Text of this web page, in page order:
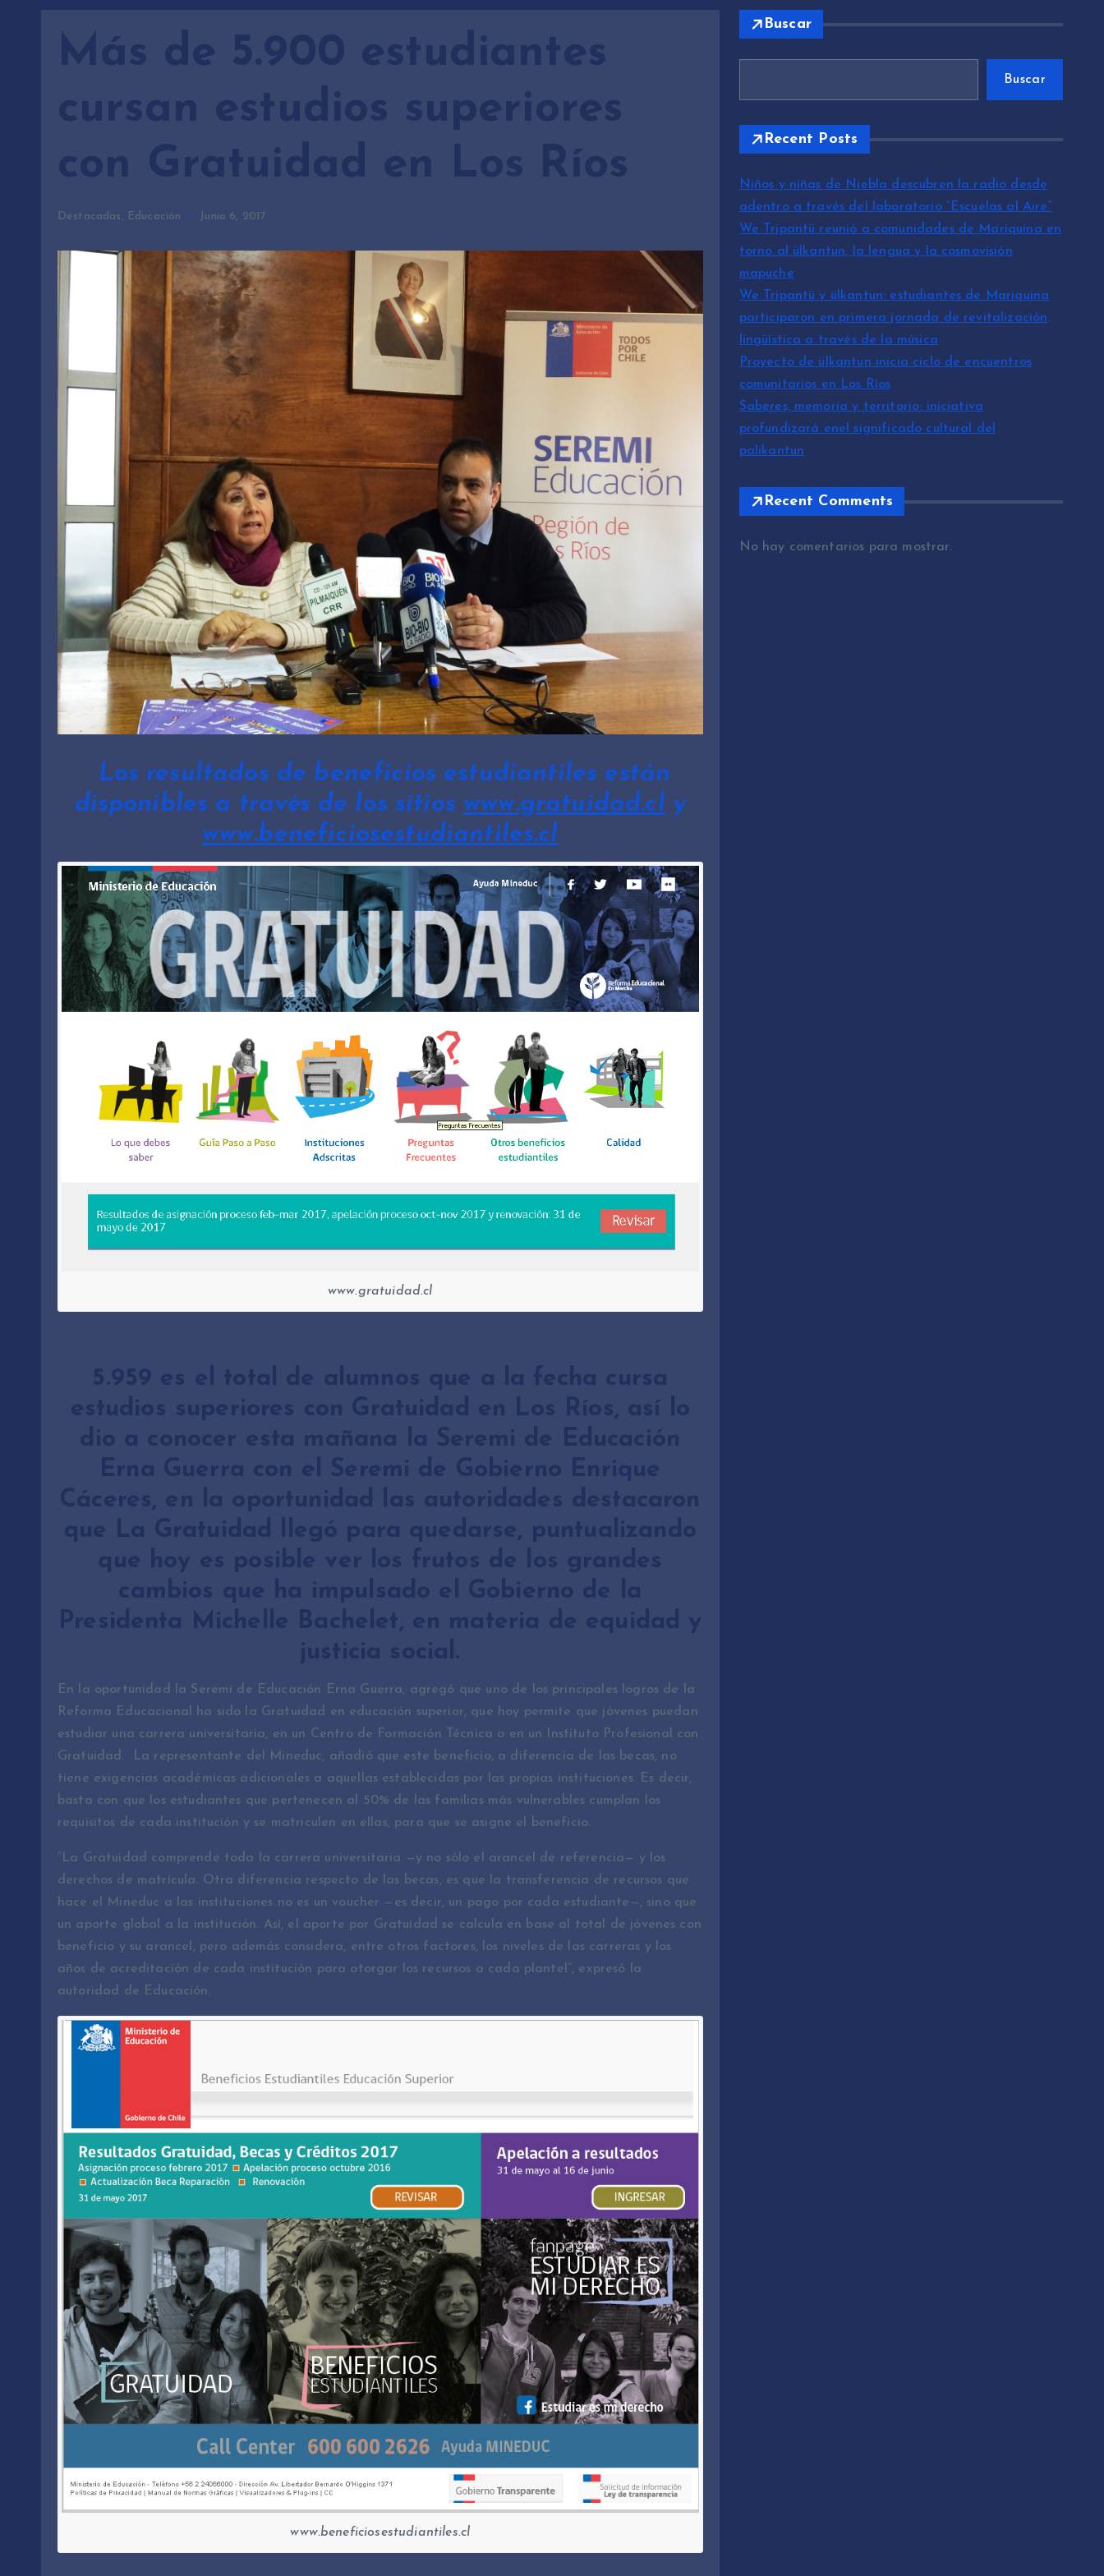
Más de 5.900 estudiantes
cursan estudios superiores
con Gratuidad en Los Ríos
Destacadas , Educación Junio 6, 2017
Los resultados de beneficios estudiantiles están
disponibles a través de los sitios www.gratuidad.cl y
www.beneficiosestudiantiles.cl
www.gratuidad.cl
5.959 es el total de alumnos que a la fecha cursa
estudios superiores con Gratuidad en Los Ríos, así lo
dio a conocer esta mañana la Seremi de Educación
Erna Guerra con el Seremi de Gobierno Enrique
Cáceres, en la oportunidad las autoridades destacaron
que La Gratuidad llegó para quedarse, puntualizando
que hoy es posible ver los frutos de los grandes
cambios que ha impulsado el Gobierno de la
Presidenta Michelle Bachelet, en materia de equidad y
justicia social.
En la oportunidad la Seremi de Educación Erna Guerra, agregó que uno de los principales logros de la
Reforma Educacional ha sido la Gratuidad en educación superior, que hoy permite que jóvenes puedan
estudiar una carrera universitaria, en un Centro de Formación Técnica o en un Instituto Profesional con
Gratuidad. La representante del Mineduc, añadió que este beneficio, a diferencia de las becas, no
tiene exigencias académicas adicionales a aquellas establecidas por las propias instituciones. Es decir,
basta con que los estudiantes que pertenecen al 50% de las familias más vulnerables cumplan los
requisitos de cada institución y se matriculen en ellas, para que se asigne el beneficio.
“La Gratuidad comprende toda la carrera universitaria —y no sólo el arancel de referencia— y los
derechos de matrícula. Otra diferencia respecto de las becas, es que la transferencia de recursos que
hace el Mineduc a las instituciones no es un voucher —es decir, un pago por cada estudiante—, sino que
un aporte global a la institución. Así, el aporte por Gratuidad se calcula en base al total de jóvenes con
beneficio y su arancel, pero además considera, entre otros factores, los niveles de las carreras y los
años de acreditación de cada institución para otorgar los recursos a cada plantel”, expresó la
autoridad de Educación.
www.beneficiosestudiantiles.cl
Buscar
Buscar
Recent Posts
Niños y niñas de Niebla descubren la radio desde
adentro a través del laboratorio “Escuelas al Aire”
We Tripantü reunió a comunidades de Mariquina en
torno al ülkantun, la lengua y la cosmovisión
mapuche
We Tripantü y ülkantun: estudiantes de Mariquina
participaron en primera jornada de revitalización
lingüística a través de la música
Proyecto de ülkantun inicia ciclo de encuentros
comunitarios en Los Ríos
Saberes, memoria y territorio: iniciativa
profundizará enel significado cultural del
palikantun
Recent Comments
No hay comentarios para mostrar.